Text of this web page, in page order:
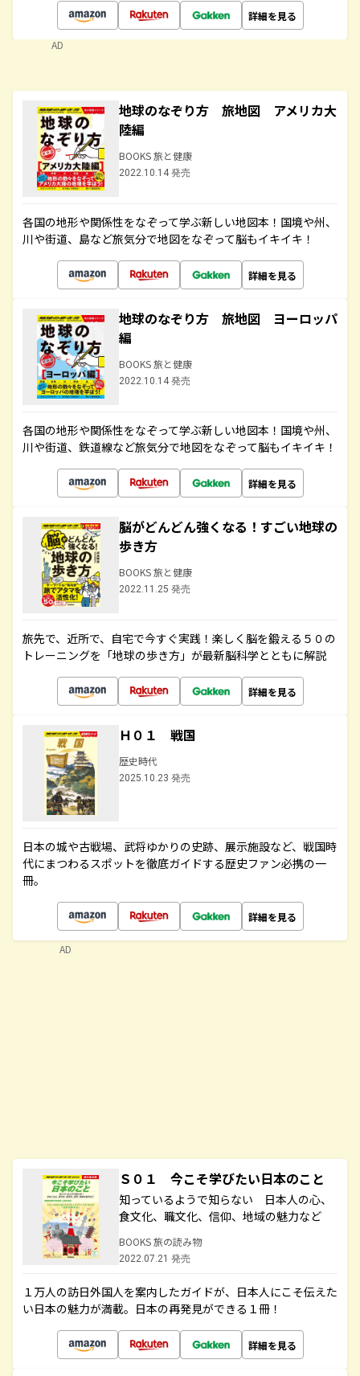
詳細を見る
AD
地球のなぞり方 旅地図 アメリカ大
陸編
BOOKS 旅と健康
2022.10.14 発売
各国の地形や関係性をなぞって学ぶ新しい地図本！国境や州、
川や街道、島など旅気分で地図をなぞって脳もイキイキ！
詳細を見る
地球のなぞり方 旅地図 ヨーロッパ
編
BOOKS 旅と健康
2022.10.14 発売
各国の地形や関係性をなぞって学ぶ新しい地図本！国境や州、
川や街道、鉄道線など旅気分で地図をなぞって脳もイキイキ！
詳細を見る
脳がどんどん強くなる！すごい地球の
歩き方
BOOKS 旅と健康
2022.11.25 発売
旅先で、近所で、自宅で今すぐ実践！楽しく脳を鍛える５０の
トレーニングを「地球の歩き方」が最新脳科学とともに解説
詳細を見る
Ｈ０１ 戦国
歴史時代
2025.10.23 発売
日本の城や古戦場、武将ゆかりの史跡、展示施設など、戦国時
代にまつわるスポットを徹底ガイドする歴史ファン必携の一
冊。
詳細を見る
Ｓ０１ 今こそ学びたい日本のこと
知っているようで知らない 日本人の心、
食文化、職文化、信仰、地域の魅力など
BOOKS 旅の読み物
2022.07.21 発売
１万人の訪日外国人を案内したガイドが、日本人にこそ伝えた
い日本の魅力が満載。日本の再発見ができる１冊！
詳細を見る
AD